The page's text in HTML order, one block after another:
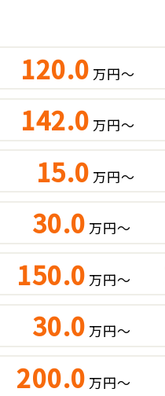
120.0 万円～
142.0 万円～
15.0 万円～
30.0 万円～
150.0 万円～
30.0 万円～
200.0 万円～